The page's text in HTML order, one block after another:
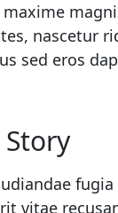
nascetur
sed eros
vitae